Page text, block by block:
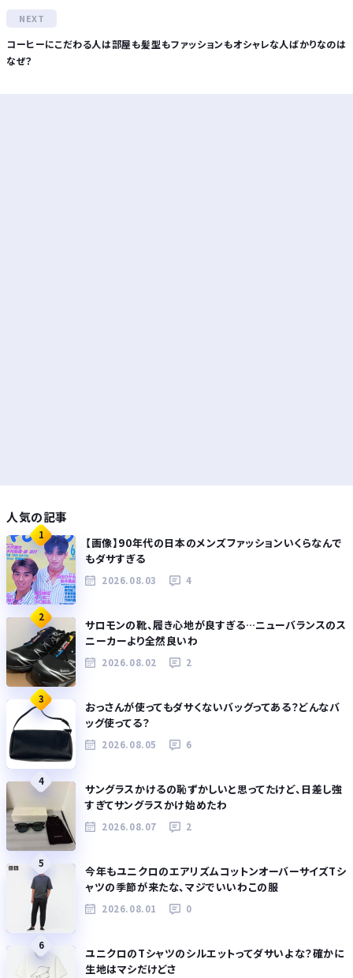
コーヒーにこだわる人は部屋も髪型もファッションもオシャレな人ばかりなのは
なぜ？
人気の記事
1
【画像】90年代の日本のメンズファッションいくらなんで
もダサすぎる
2026.08.03 4
2
サロモンの靴、履き心地が良すぎる…ニューバランスのス
ニーカーより全然良いわ
2026.08.02 2
3
おっさんが使ってもダサくないバッグってある？どんなバ
ッグ使ってる？
2026.08.05 6
4
サングラスかけるの恥ずかしいと思ってたけど、日差し強
すぎてサングラスかけ始めたわ
2026.08.07 2
5
今年もユニクロのエアリズムコットンオーバーサイズTシ
ャツの季節が来たな、マジでいいわこの服
2026.08.01 0
6
ユニクロのTシャツのシルエットってダサいよな？確かに
生地はマシだけどさ